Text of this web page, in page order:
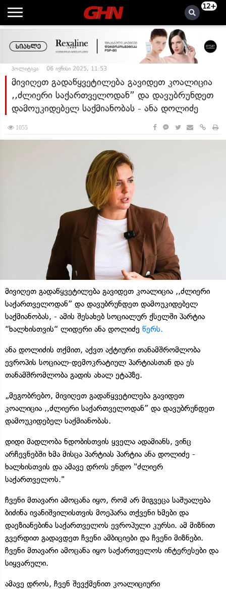
12+
პოლიტიკა 06 ივნისი 2025, 11:53
მივიღეთ გადაწყვეტილება გავიდეთ კოალიცია
,,ძლიერი საქართველოდან” და დავუბრუნდეთ
დამოუკიდებელ საქმიანობას - ანა დოლიძე
1055
მივიღეთ გადაწყვეტილება გავიდეთ კოალიცია ,,ძლიერი
საქართველოდან” და დავუბრუნდეთ დამოუკიდებელ
საქმიანობას, - ამის შესახებ სოციალურ ქსელში პარტია
“ხალხისთვის“ ლიდერი ანა დოლიძე წერს.
ანა დოლიძის თქმით, აქვთ აქტიური თანამშრომლობა
ევროპის სოციალ-დემოკრატიულ პარტიასთან და ეს
თანამშრომლობა გადის ახალ ეტაპზე.
„მეგობრებო, მივიღეთ გადაწყვეტილება გავიდეთ
კოალიცია ,,ძლიერი საქართველოდან” და დავუბრუნდეთ
დამოუკიდებელ საქმიანობას.
დიდი მადლობა ნდობისთვის ყველა ადამიანს, ვინც
არჩევნებში ხმა მისცა პარტიას პარტია ანა დოლიძე -
ხალხისთვის და ამავე დროს ენდო "ძლიერ
საქართველოს."
ჩვენი მთავარი ამოცანა იყო, რომ არ მიგვეცა საშუალება
ბიძინა ივანიშვილისთვის მოეპარა თქვენი ხმები და
დაეზიანებინა საქართველოს ევროპული კურსი. ამ მიზნით
გვერდით გადავდეთ ჩვენი ამბიციები და ჩვენი მიზნები.
ჩვენი მთავარი ამოცანა იყო საქართველოს ინტერესები და
სიყვარული.
ამავე დროს, ჩვენ შევქმენით კოალიციური